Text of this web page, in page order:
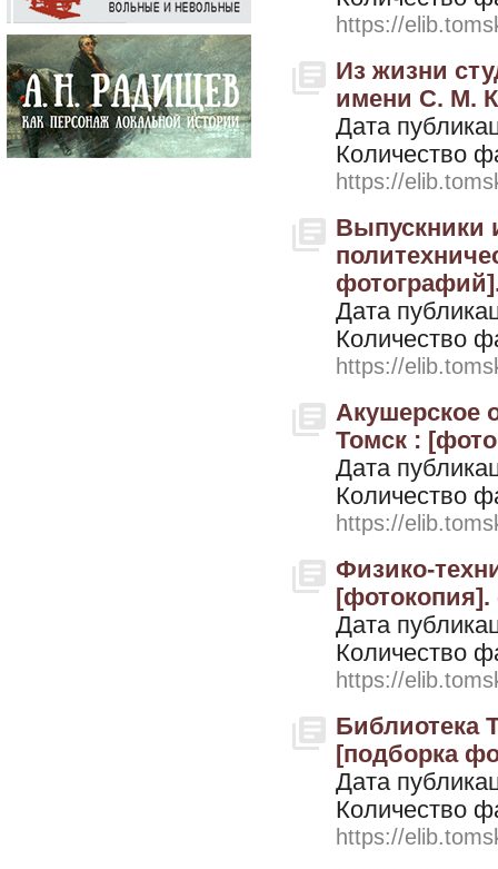
https://
Из жизни
имени С. М.
Дата
Количество
https://
Выпускники
Дата
Количество
https://
Акушерское
Томск :
Дата
Количество
https://
Физико-
[фотокопия].
Дата
Количество
https://
Библиотека
[подборка
Дата
Количество
https://